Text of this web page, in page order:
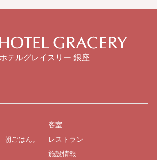
ホテルグレイスリー 銀座
客室
ごはん。
レストラン
施設情報